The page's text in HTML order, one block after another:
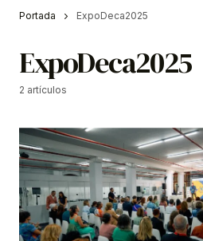
Portada ExpoDeca2025
ExpoDeca2025
2 artículos